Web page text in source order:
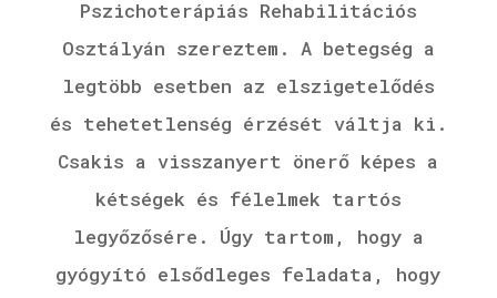
Pszichoterápiás Rehabilitációs
Osztályán szereztem. A betegség a
legtöbb esetben az elszigetelődés
és tehetetlenség érzését váltja ki.
Csakis a visszanyert önerő képes a
kétségek és félelmek tartós
legyőzősére. Úgy tartom, hogy a
gyógyító elsődleges feladata, hogy